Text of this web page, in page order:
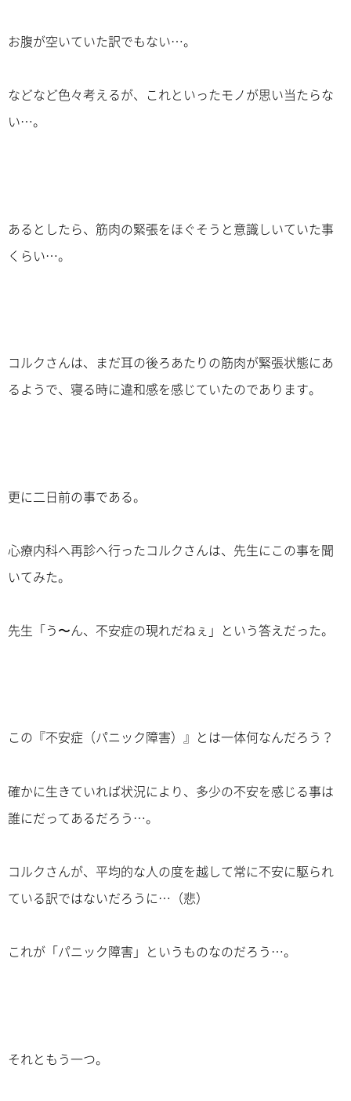
お腹が空いていた訳でもない…。
などなど色々考えるが、これといったモノが思い当たらな
い…。
あるとしたら、筋肉の緊張をほぐそうと意識しいていた事
くらい…。
コルクさんは、まだ耳の後ろあたりの筋肉が緊張状態にあ
るようで、寝る時に違和感を感じていたのであります。
更に二日前の事である。
心療内科へ再診へ行ったコルクさんは、先生にこの事を聞
いてみた。
先生「う〜ん、不安症の現れだねぇ」という答えだった。
この『不安症（パニック障害）』とは一体何なんだろう？
確かに生きていれば状況により、多少の不安を感じる事は
誰にだってあるだろう…。
コルクさんが、平均的な人の度を越して常に不安に駆られ
ている訳ではないだろうに…（悲）
これが「パニック障害」というものなのだろう…。
それともう一つ。